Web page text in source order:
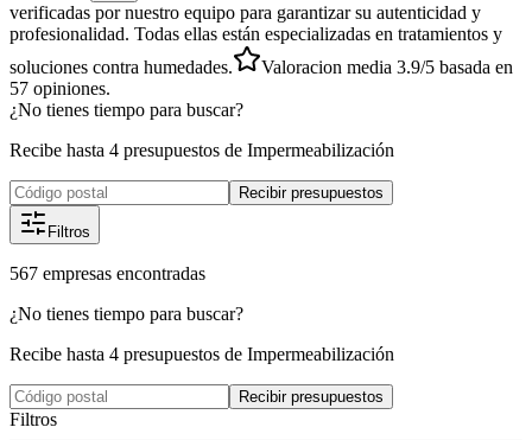
verificadas por nuestro equipo para garantizar su autenticidad y
profesionalidad. Todas ellas están especializadas en tratamientos y
soluciones contra humedades.
Valoracion media 3.9/5 basada en
57 opiniones.
¿No tienes tiempo para buscar?
Recibe hasta 4 presupuestos de Impermeabilización
Recibir presupuestos
Filtros
567 empresas encontradas
¿No tienes tiempo para buscar?
Recibe hasta 4 presupuestos de Impermeabilización
Recibir presupuestos
Filtros